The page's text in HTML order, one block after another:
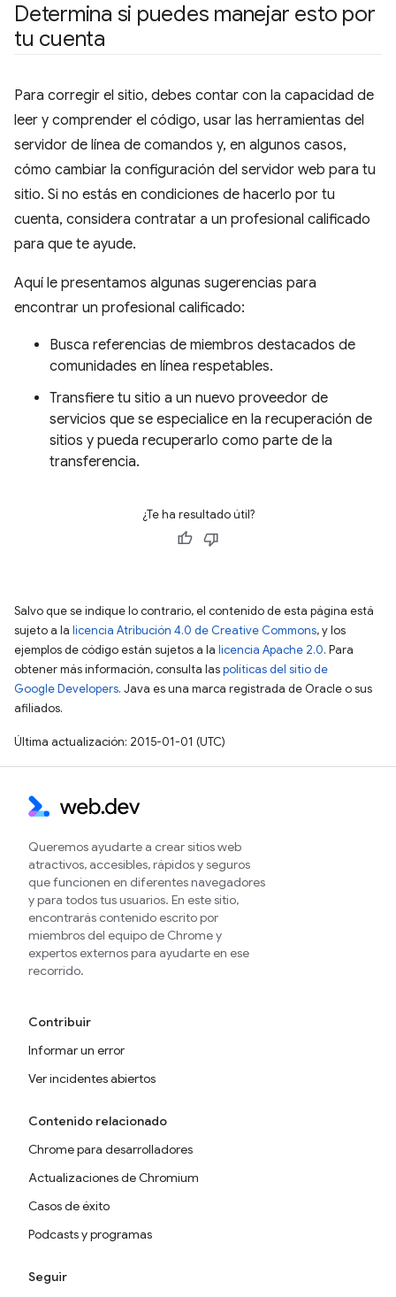
Determina si puedes manejar esto por
tu cuenta
Para corregir el sitio, debes contar con la capacidad de
leer y comprender el código, usar las herramientas del
servidor de línea de comandos y, en algunos casos,
cómo cambiar la configuración del servidor web para tu
sitio. Si no estás en condiciones de hacerlo por tu
cuenta, considera contratar a un profesional calificado
para que te ayude.
Aquí le presentamos algunas sugerencias para
encontrar un profesional calificado:
Busca referencias de miembros destacados de
comunidades en línea respetables.
Transfiere tu sitio a un nuevo proveedor de
servicios que se especialice en la recuperación de
sitios y pueda recuperarlo como parte de la
transferencia.
¿Te ha resultado útil?
Salvo que se indique lo contrario, el contenido de esta página está
sujeto a la licencia Atribución 4.0 de Creative Commons, y los
ejemplos de código están sujetos a la licencia Apache 2.0. Para
obtener más información, consulta laspolíticas del sitio de
Google Developers. Java es una marca registrada de Oracle o sus
afiliados.
Última actualización: 2015-01-01 (UTC)
Queremos ayudarte a crear sitios web
atractivos, accesibles, rápidos y seguros
que funcionen en diferentes navegadores
y para todos tus usuarios. En este sitio,
encontrarás contenido escrito por
miembros del equipo de Chrome y
expertos externos para ayudarte en ese
recorrido.
Contribuir
Informar un error
Ver incidentes abiertos
Contenido relacionado
Chrome para desarrolladores
Actualizaciones de Chromium
Casos de éxito
Podcasts y programas
Seguir